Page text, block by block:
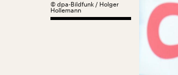
© dpa-Bildfunk / Holger
Hollemann